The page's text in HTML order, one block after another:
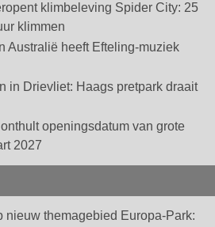
klimbeleving Spider City: 25
klimmen
Australië heeft Efteling-muziek
in Drievliet: Haags pretpark draait
openingsdatum van grote
2027
nieuw themagebied Europa-Park: